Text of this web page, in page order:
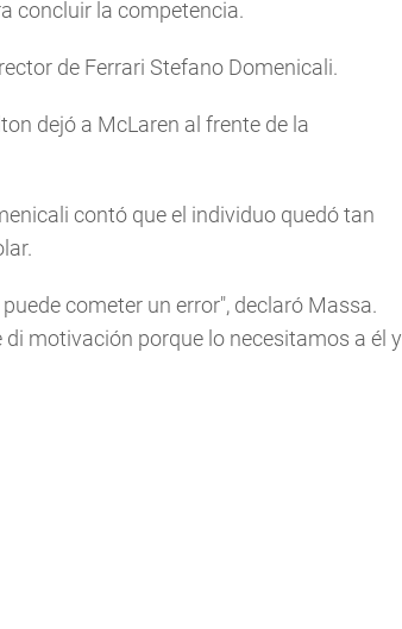
concluir la competencia.
de Ferrari Stefano Domenicali.
dejó a McLaren al frente de la
contó que el individuo quedó tan
cometer un error", declaró Massa.
motivación porque lo necesitamos a él y